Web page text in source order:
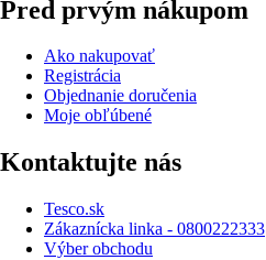
Pred prvým nákupom
Ako nakupovať
Registrácia
Objednanie doručenia
Moje obľúbené
Kontaktujte nás
Tesco.sk
Zákaznícka linka - 0800222333
Výber obchodu